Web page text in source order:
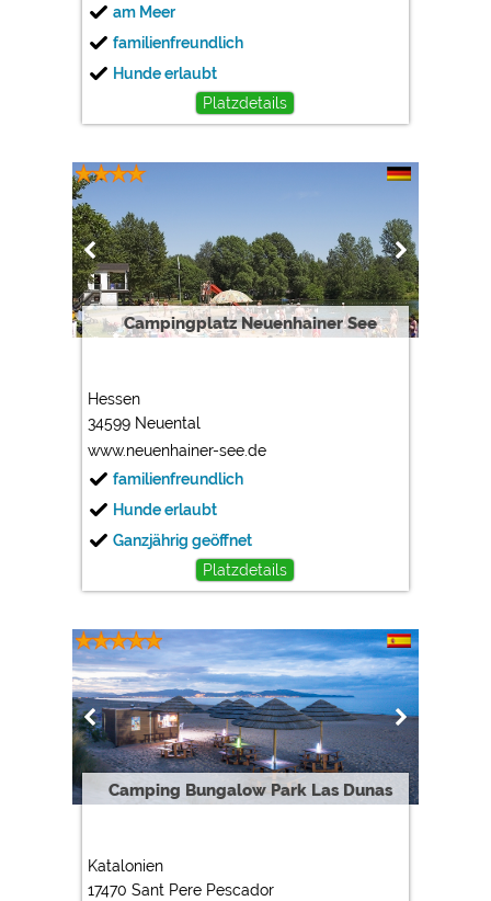
am Meer
familienfreundlich
Hunde erlaubt
Platzdetails
Campingplatz Neuenhainer See
Hessen
34599 Neuental
www.neuenhainer-see.de
familienfreundlich
Hunde erlaubt
Ganzjährig geöffnet
Platzdetails
Camping Bungalow Park Las Dunas
Katalonien
17470 Sant Pere Pescador